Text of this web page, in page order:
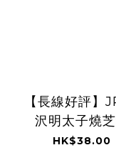
【長線好評】
沢明太子燒
40g 5185
HK$38.00